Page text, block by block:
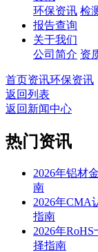
环保资讯 检
报告查询
关于我们
公司简介 资
首页资讯环保资讯
返回列表
返回新闻中心
热门资讯
2026年铝材
南
2026年CMA
指南
2026年
择指南